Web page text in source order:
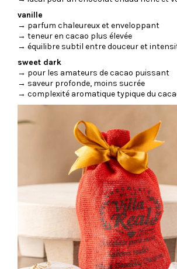
vanille
→ parfum chaleureux et enveloppant
→ teneur en cacao plus élevée
→ équilibre subtil entre douceur et
sweet dark
→ pour les amateurs de cacao puissant
→ saveur profonde, moins sucrée
→ complexité aromatique typique du